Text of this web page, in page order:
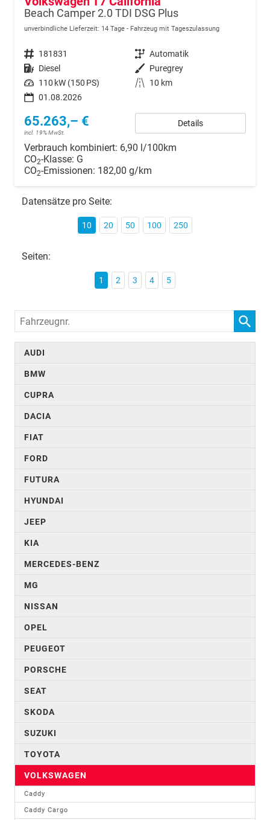
Beach Camper 2.0 TDI DSG Plus
unverbindliche Lieferzeit: 14 Tage Fahrzeug mit Tageszulassung
Fahrzeugnr. 181831 Getriebe Automatik
Kraftstoff Diesel Außenfarbe Puregrey
Leistung 110 kW (150 PS) Kilometerstand
10 km
01.08.2026
65.263,– €
incl. 19% MwSt.
Details
Verbrauch kombiniert: 6,90 l/100km
CO2-Klasse: G
CO2-Emissionen: 182,00 g/km
Datensätze pro Seite:
10 20 50 100 250
Seiten:
1 2 3 4 5
Fahrzeugnr.
AUDI
BMW
CUPRA
DACIA
FIAT
FORD
FUTURA
HYUNDAI
JEEP
KIA
MERCEDES-BENZ
MG
NISSAN
OPEL
PEUGEOT
PORSCHE
SEAT
SKODA
SUZUKI
TOYOTA
VOLKSWAGEN
Caddy
Caddy Cargo